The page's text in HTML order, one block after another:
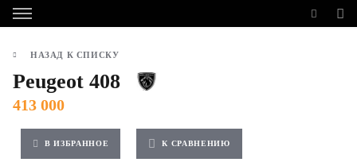
НАЗАД К СПИСКУ
Peugeot 408
413 000
В ИЗБРАННОЕ К СРАВНЕНИЮ